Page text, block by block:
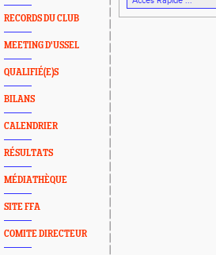
RECORDS DU CLUB
MEETING D'USSEL
QUALIFIÉ(E)S
BILANS
CALENDRIER
RÉSULTATS
MÉDIATHÈQUE
SITE FFA
COMITE DIRECTEUR